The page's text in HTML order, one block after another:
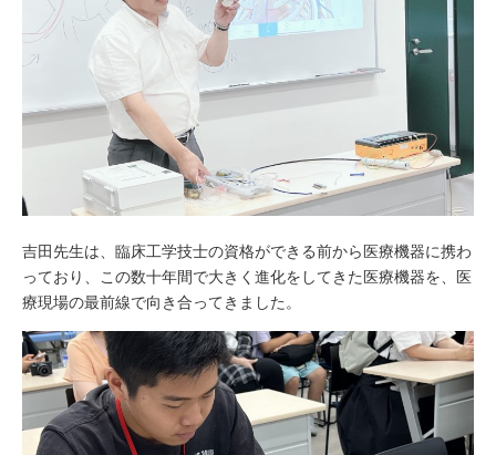
吉田先生は、臨床工学技士の資格ができる前から医療機器に携わ
っており、この数十年間で大きく進化をしてきた医療機器を、医
療現場の最前線で向き合ってきました。